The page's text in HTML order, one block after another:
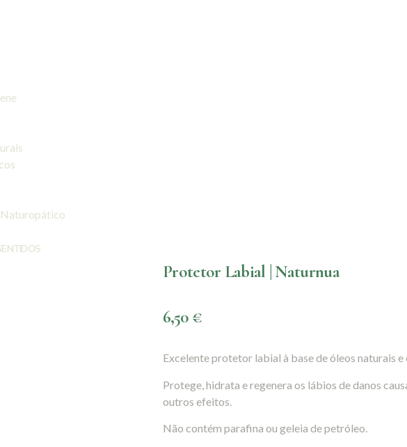
Protetor Labial | Naturnua
6,50 €
Excelente protetor labial à base de óleos naturais e
Protege, hidrata e regenera os lábios de danos
outros efeitos.
Não contém parafina ou geleia de petróleo.